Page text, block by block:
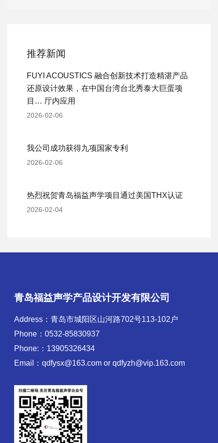
推荐新闻
FUYI ACOUSTICS 融合创新技术打造精湛产品
还原设计效果，在中国台湾台北秀泰大巨蛋项
目… 厅内应用
2026-02-06
我公司成功获得九项国家专利
2026-02-06
热烈祝贺青岛福益声学项目通过美国THX认证
2026-02-04
青岛福益声学产品设计开发有限公司
Address：青岛市城阳区山河路702号113-102户
Phone：0532-85830937
Phone:：13905326434
Email：qdfysx@163.com or qdfyzh@vip.163.com